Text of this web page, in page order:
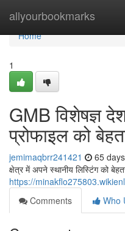
allyourbookmarks
Home
Home
1
GMB विशेषज्ञ
प्रोफाइल को
jemimaqbrr241421 65
क्षेत्र में अपने स्थानीय लिस्टिंग को
https://
Comments
Who